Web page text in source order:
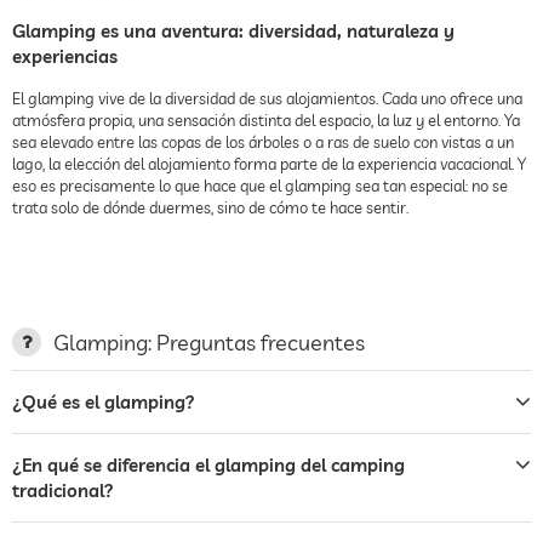
Glamping es una aventura: diversidad, naturaleza y
experiencias
El glamping vive de la diversidad de sus alojamientos. Cada uno ofrece una
atmósfera propia, una sensación distinta del espacio, la luz y el entorno. Ya
sea elevado entre las copas de los árboles o a ras de suelo con vistas a un
lago, la elección del alojamiento forma parte de la experiencia vacacional. Y
eso es precisamente lo que hace que el glamping sea tan especial: no se
trata solo de dónde duermes, sino de cómo te hace sentir.
Glamping: Preguntas frecuentes
¿Qué es el glamping?
¿En qué se diferencia el glamping del camping
tradicional?